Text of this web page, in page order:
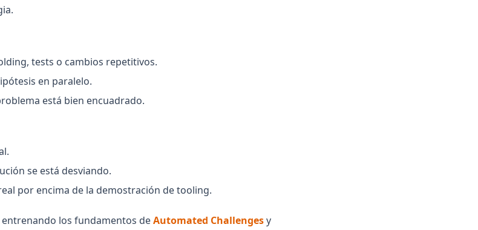
tests o cambios repetitivos.
en paralelo.
está bien encuadrado.
se está desviando.
por encima de la demostración de tooling.
entrenando los fundamentos deAutomated Challengesy